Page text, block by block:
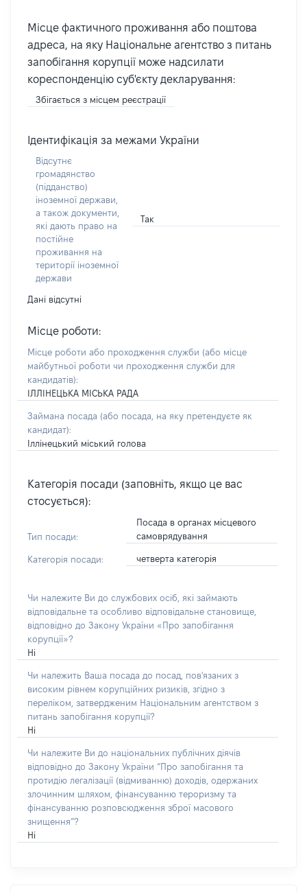
Місце фактичного проживання або поштова
адреса, на яку Національне агентство з питань
запобігання корупції може надсилати
кореспонденцію суб'єкту декларування:
Збігається з місцем реєстрації
Ідентифікація за межами України
Відсутнє
громадянство
(підданство)
іноземної держави,
а також документи,
які дають право на
постійне
проживання на
території іноземної
держави
Так
Дані відсутні
Місце роботи:
Місце роботи або проходження служби (або місце
майбутньої роботи чи проходження служби для
кандидатів):
ІЛЛІНЕЦЬКА МІСЬКА РАДА
Займана посада (або посада, на яку претендуєте як
кандидат):
Іллінецький міський голова
Категорія посади (заповніть, якщо це вас
стосується):
Тип посади:
Посада в органах місцевого
самоврядування
Категорія посади: четверта категорія
Чи належите Ви до службових осіб, які займають
відповідальне та особливо відповідальне становище,
відповідно до Закону України «Про запобігання
корупції»?
Ні
Чи належить Ваша посада до посад, пов'язаних з
високим рівнем корупційних ризиків, згідно з
переліком, затвердженим Національним агентством з
питань запобігання корупції?
Ні
Чи належите Ви до національних публічних діячів
відповідно до Закону України “Про запобігання та
протидію легалізації (відмиванню) доходів, одержаних
злочинним шляхом, фінансуванню тероризму та
фінансуванню розповсюдження зброї масового
знищення”?
Ні